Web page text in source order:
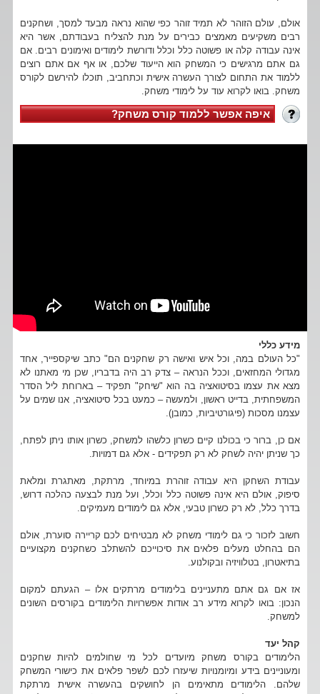
אולם, עולם הזוהר לא תמיד זוהר כפי שהוא נראה מבעד למסך, ושחקנים
רבים משקיעים מאמצים כבירים על מנת להצליח בעבודתם, אשר היא
אינה עבודה קלה או פשוטה כלל וכלל ודורשת לימודים ואימונים רבים. אם
גם אתם מרגישים כי המשחק הוא הייעוד שלכם, או אף אם אתם רוצים
ללמוד את התחום לצורך העשרה אישית וכתחביב, תוכלו להירשם לקורס
משחק. בואו לקרוא עוד על לימודי משחק.
איפה אפשר ללמוד קורס משחק?
מידע כללי
"כל העולם במה, וכל איש ואישה רק שחקנים הם" כתב שיקספייר, אחד
מגדולי המחזאים, וככל הנראה – צדק רב היה בדבריו, שכן מי מאתנו לא
מצא את עצמו בסיטואציה בה הוא "שיחק" תפקיד – בארוחת ליל הסדר
המשפחתית, בדייט ראשון, ולמעשה – כמעט בכל סיטואציה, אנו שמים על
עצמנו מסכות (פיגורטיביות, כמובן).
אם כן, ברור כי בכולנו קיים כשרון כלשהו למשחק, כשרון אותו ניתן לפתח,
כך שניתן יהיה לשחק לא רק תפקידים - אלא גם דמויות.
עבודת השחקן היא עבודה זוהרת במיוחד, מרתקת, מאתגרת ומלאת
סיפוק, אולם היא אינה פשוטה כלל וכלל, ועל מנת לבצעה כהלכה דרוש,
בדרך כלל, לא רק כשרון טבעי, אלא גם לימודים מעמיקים.
חשוב לזכור כי גם לימודי משחק לא מבטיחים לכם קריירה סוערת, אולם
הם בהחלט מעלים פלאים את סיכוייכם להשתלב כשחקנים מקצועיים
בתיאטרון, בטלוויזיה ובקולנוע.
אז אם גם אתם מתעניינים בלימודים מרתקים אלו – הגעתם למקום
הנכון: בואו לקרוא מידע רב אודות אפשרויות הלימודים בקורסים השונים
למשחק.
קהל יעד
הלימודים בקורס משחק מיועדים לכל מי שחולמים להיות שחקנים
ומעוניינים בידע ומיומנויות שיעזרו לכם לשפר פלאים את כישורי המשחק
שלהם. הלימודים מתאימים הן לחושקים בהעשרה אישית מרתקת